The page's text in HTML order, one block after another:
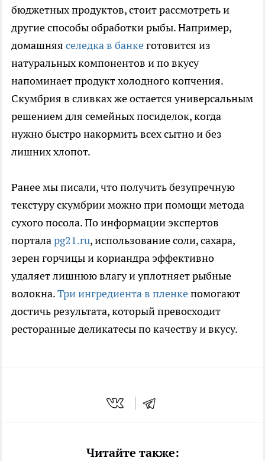
бюджетных продуктов, стоит рассмотреть и
другие способы обработки рыбы. Например,
домашняя селедка в банкеготовится из
натуральных компонентов и по вкусу
напоминает продукт холодного копчения.
Скумбрия в сливках же остается универсальным
решением для семейных посиделок, когда
нужно быстро накормить всех сытно и без
лишних хлопот.
Ранее мы писали, что получить безупречную
текстуру скумбрии можно при помощи метода
сухого посола. По информации экспертов
порталаpg21.ru, использование соли, сахара,
зерен горчицы и кориандра эффективно
удаляет лишнюю влагу и уплотняет рыбные
волокна.Три ингредиента в пленкепомогают
достичь результата, который превосходит
ресторанные деликатесы по качеству и вкусу.
Читайте также: